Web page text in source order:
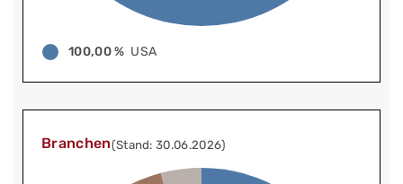
100,00 % USA
Branchen(Stand: 30.06.2026)